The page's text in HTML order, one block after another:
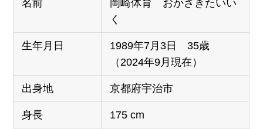
名前
岡崎体育 おかざきたいい
く
生年月日
1989年7月3日 35歳
（2024年9月現在）
出身地 京都府宇治市
身長 175 cm